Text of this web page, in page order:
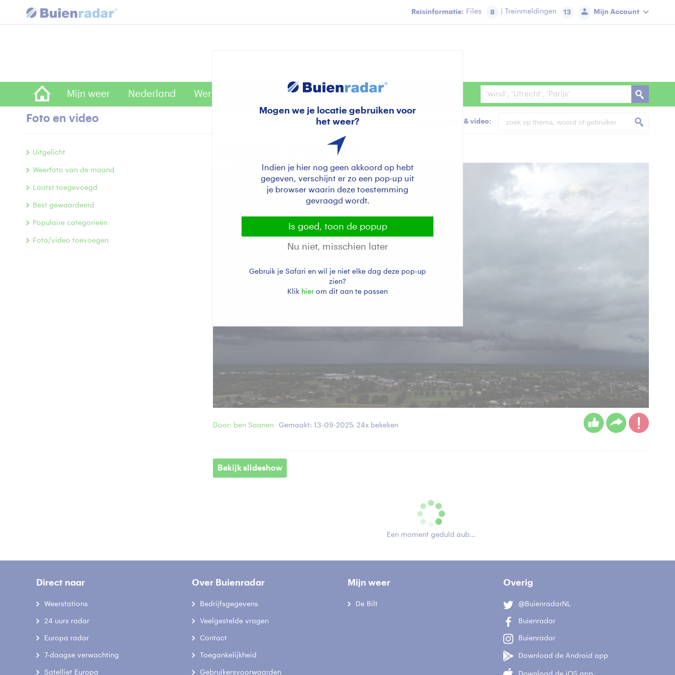
Mijn Account
Reisinformatie: Files 8 | Treinmeldingen 13
Mijn weer Nederland Wereldwijd Foto en video Weerzine
Foto en video Zoeken in foto & video:
opkomende pittige buien
Door: ben Saanen Gemaakt: 13-09-2025, 24x bekeken
Bekijk slideshow
Een moment geduld aub...
Uitgelicht
Weerfoto van de maand
Laatst toegevoegd
Best gewaardeerd
Populaire categorieën
Foto/video toevoegen
Direct naar
Weerstations
24 uurs radar
Europa radar
7-daagse verwachting
Satelliet Europa
Over Buienradar
Bedrijfsgegevens
Veelgestelde vragen
Contact
Toegankelijkheid
Gebruikersvoorwaarden
Mijn weer
De Bilt
Overig
@BuienradarNL
Buienradar
Buienradar
Download de Android app
Mogen we je locatie gebruiken voor
het weer?
Indien je hier nog geen akkoord op hebt
gegeven, verschijnt er zo een pop-up uit
je browser waarin deze toestemming
gevraagd wordt.
Is goed, toon de popup
Nu niet, misschien later
Gebruik je Safari en wil je niet elke dag deze pop-up
zien?
Klik hier om dit aan te passen